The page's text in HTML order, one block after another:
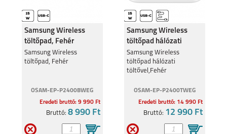
TCL 50 TCL 20 SE
Samsung Wireless
töltőpad, Fehér
Samsung Wireless
töltőpad, Fehér
OSAM-EP-P2400BWEG
Eredeti bruttó: 9 990 Ft
Bruttó: 8 990 Ft
Samsung Wireless
töltőpad hálózati
töltővel,Fehér
Samsung Wireless
töltőpad hálózati
töltővel,Fehér
OSAM-EP-P2400TWEG
Eredeti bruttó: 14 990 Ft
Bruttó: 12 990 Ft